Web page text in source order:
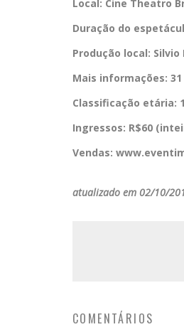
Local: Cine Theatro
Duração do
Produção local:
Mais informações: 31
Classificação etária:
Ingressos: R$60
Vendas:
atualizado em 02/10/
COMENTÁRIOS